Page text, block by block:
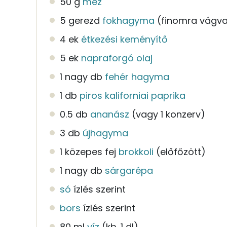
5 gerezd fokhagyma (finomra
4 ek étkezési keményítő
5 ek napraforgó olaj
1 nagy db fehér hagyma
1 db piros kaliforniai paprika
0.5 db ananász (vagy 1 konzerv)
3 db újhagyma
1 közepes fej brokkoli (előfőzött)
1 nagy db sárgarépa
só ízlés szerint
bors ízlés szerint